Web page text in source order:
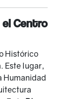
el Centro
Histórico
Este lugar,
Humanidad